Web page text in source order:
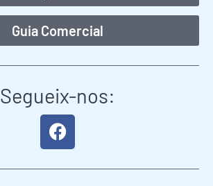
Guia Comercial
Segueix-nos:
F
a
e